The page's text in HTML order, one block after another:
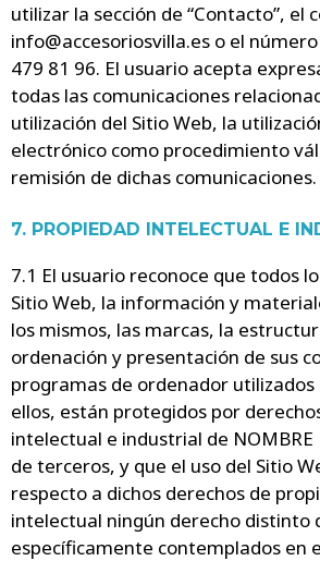
utilizar la sección de “Contacto”, el
info@accesoriosvilla.es o el
479 81 96. El usuario acepta
todas las comunicaciones
utilización del Sitio Web, la
electrónico como procedimiento
remisión de dichas comunicaciones.
7. PROPIEDAD INTELECTUAL E
7.1 El usuario reconoce que todos
Sitio Web, la información y
los mismos, las marcas, la
ordenación y presentación de sus
programas de ordenador utilizados
ellos, están protegidos por
intelectual e industrial de NOMBRE
de terceros, y que el uso del Sitio
respecto a dichos derechos de
intelectual ningún derecho distinto
específicamente contemplados en